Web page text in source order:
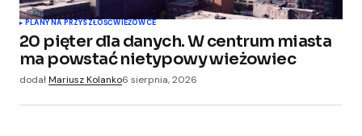
PLANY NA PRZYSZŁOŚĆWIEŻOWCE
20 pięter dla danych. W centrum miasta
ma powstać nietypowy wieżowiec
dodałMariusz Kolanko6 sierpnia, 2026